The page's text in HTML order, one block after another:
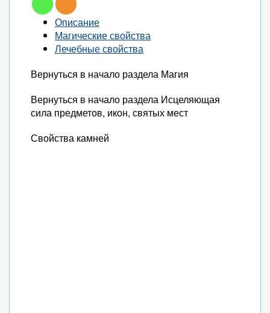
Описание
Магические свойства
Лечебные свойства
Вернуться в начало раздела Магия
Вернуться в начало раздела Исцеляющая
сила предметов, икон, святых мест
Свойства камней